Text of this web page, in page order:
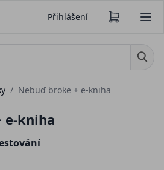
Přihlášení
/ Nebuď broke + e-kniha
e-kniha